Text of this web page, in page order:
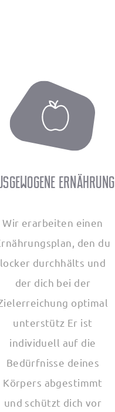
Ernährung
Wir erarbeiten einen
den du
locker durchhälts und
der dich bei der
optimal
unterstütz Er ist
individuell auf die
Bedürfnisse deines
Körpers abgestimmt
und schützt dich vor